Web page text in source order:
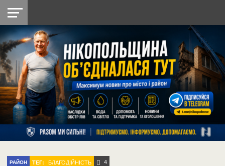
НІКОПОЛЬ
РАЙОН
СІЧЕСЛАВСЬКА
УКРАЇНА
РЕТРО
НІКОПОЛЬ
ЛАЙТ
УКРАЇНА
ДОПОМОГА
РАДІО
РАЙОН ТЕГ: БЛАГОДІЙНІСТЬ 4